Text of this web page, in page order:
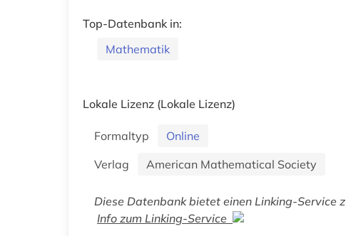
Top-Datenbank in:
Mathematik
Lokale Lizenz (Lokale Lizenz)
Formaltyp
Online
Verlag
American Mathematical Society
Diese Datenbank bietet einen Linking-Service
Info zum Linking-Service